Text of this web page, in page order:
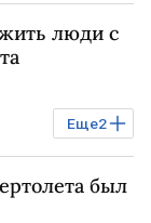
люди с
Еще2
был